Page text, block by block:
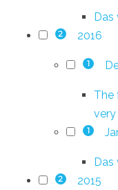
Das
2 2016
1
The
1
Das
2 2015